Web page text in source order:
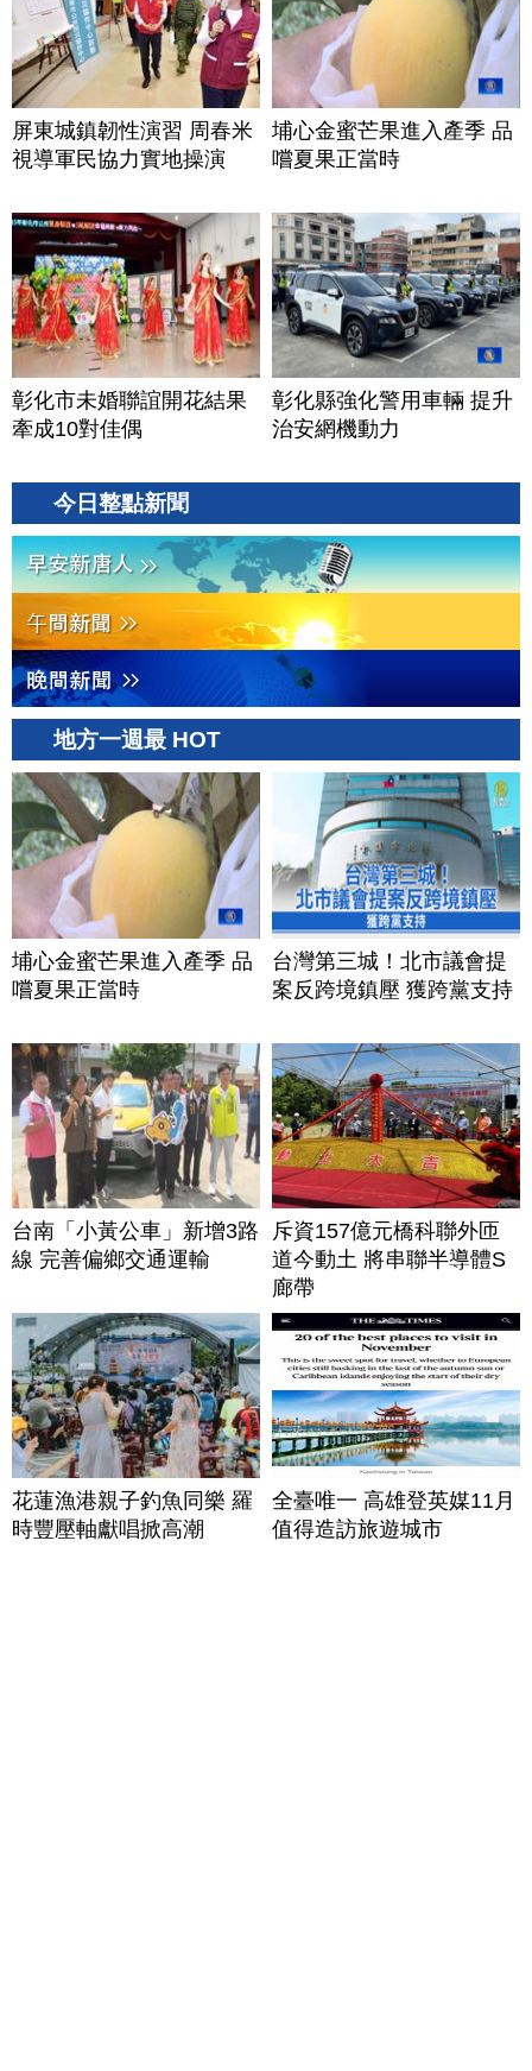
屏東城鎮韌性演習 周春米
視導軍民協力實地操演
埔心金蜜芒果進入產季 品
嚐夏果正當時
彰化市未婚聯誼開花結果
牽成10對佳偶
彰化縣強化警用車輛 提升
治安網機動力
今日整點新聞
地方一週最 HOT
埔心金蜜芒果進入產季 品
嚐夏果正當時
台灣第三城！北市議會提
案反跨境鎮壓 獲跨黨支持
台南「小黃公車」新增3路
線 完善偏鄉交通運輸
斥資157億元橋科聯外匝
道今動土 將串聯半導體S
廊帶
花蓮漁港親子釣魚同樂 羅
時豐壓軸獻唱掀高潮
全臺唯一 高雄登英媒11月
值得造訪旅遊城市